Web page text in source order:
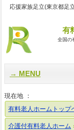
応援家族足立(東京都足
有
全国の
MENU
現在地 ：
有料老人ホームトップ
介護付有料老人ホーム